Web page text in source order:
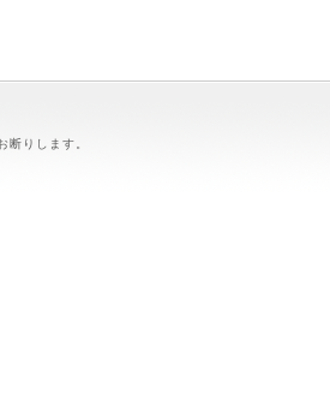
りします。